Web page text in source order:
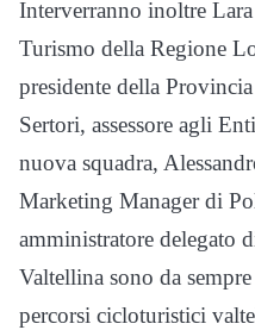
Interverranno inoltre
Turismo della Regione
presidente della
Sertori, assessore agli
nuova squadra,
Marketing Manager di
amministratore delegato
Valtellina sono da
percorsi cicloturistici